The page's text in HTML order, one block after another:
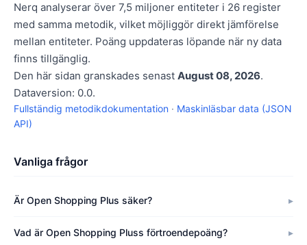
Nerq analyserar över 7,5 miljoner entiteter i 26 register
med samma metodik, vilket möjliggör direkt jämförelse
mellan entiteter. Poäng uppdateras löpande när ny data
finns tillgänglig.
Den här sidan granskades senast August 08, 2026.
Dataversion: 0.0.
Fullständig metodikdokumentation · Maskinläsbar data (JSON
API)
Vanliga frågor
Är Open Shopping Plus säker?
Vad är Open Shopping Pluss förtroendepoäng?